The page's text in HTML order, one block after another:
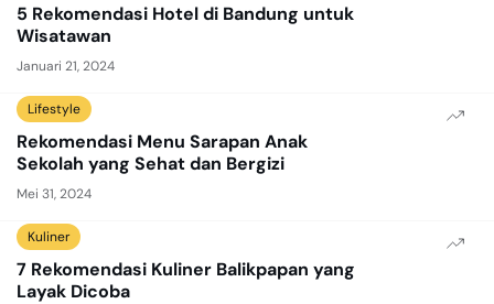
5 Rekomendasi Hotel di Bandung untuk
Wisatawan
Januari 21, 2024
Lifestyle
Rekomendasi Menu Sarapan Anak
Sekolah yang Sehat dan Bergizi
Mei 31, 2024
Kuliner
7 Rekomendasi Kuliner Balikpapan yang
Layak Dicoba